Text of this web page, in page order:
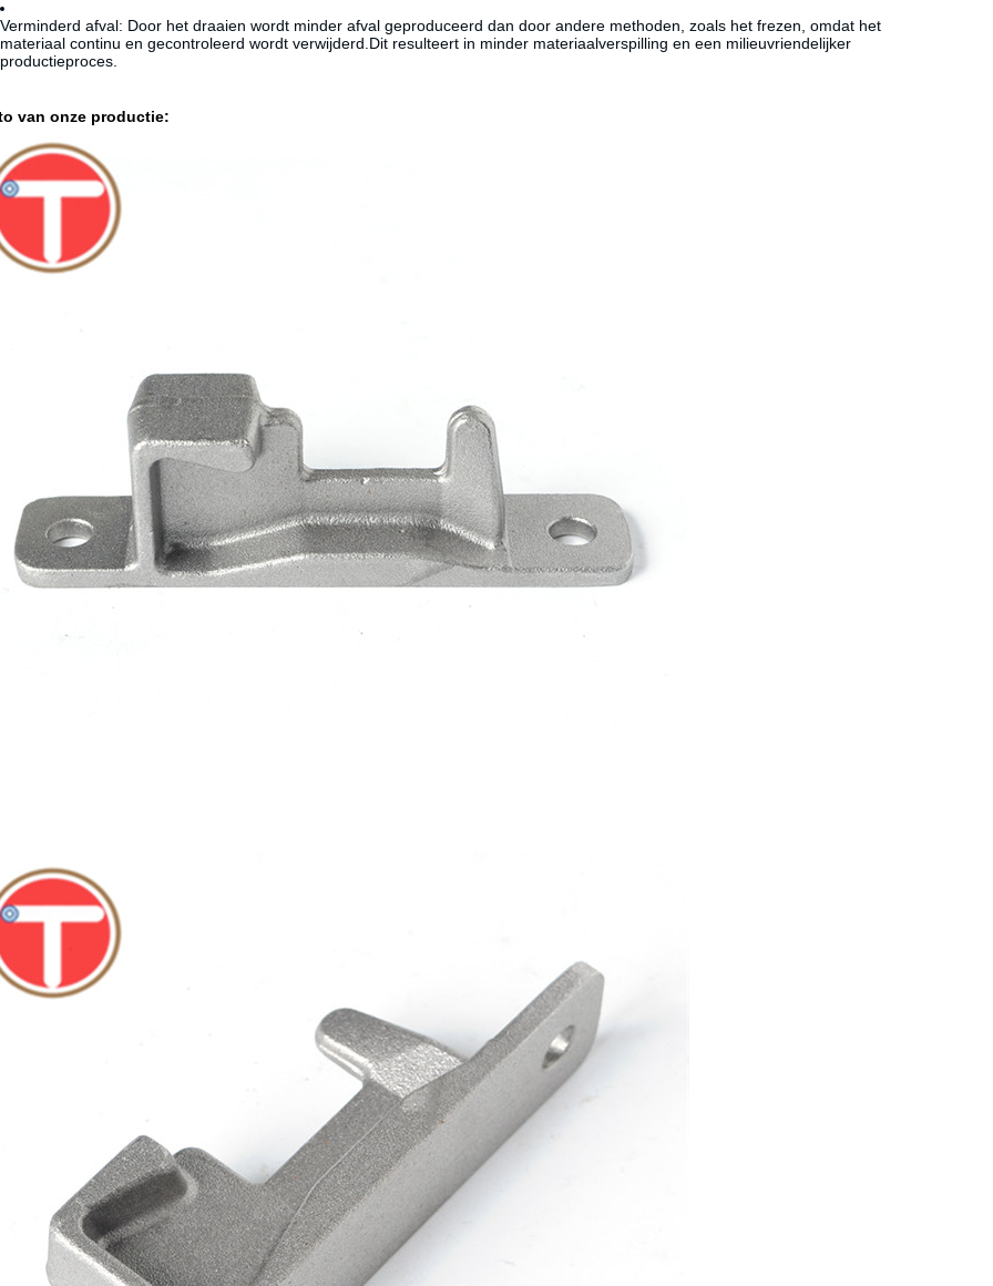
Verminderd afval: Door het draaien wordt minder afval geproduceerd dan door andere methoden, zoals het frezen, omdat het
materiaal continu en gecontroleerd wordt verwijderd.Dit resulteert in minder materiaalverspilling en een milieuvriendelijker
productieproces.
van onze productie: